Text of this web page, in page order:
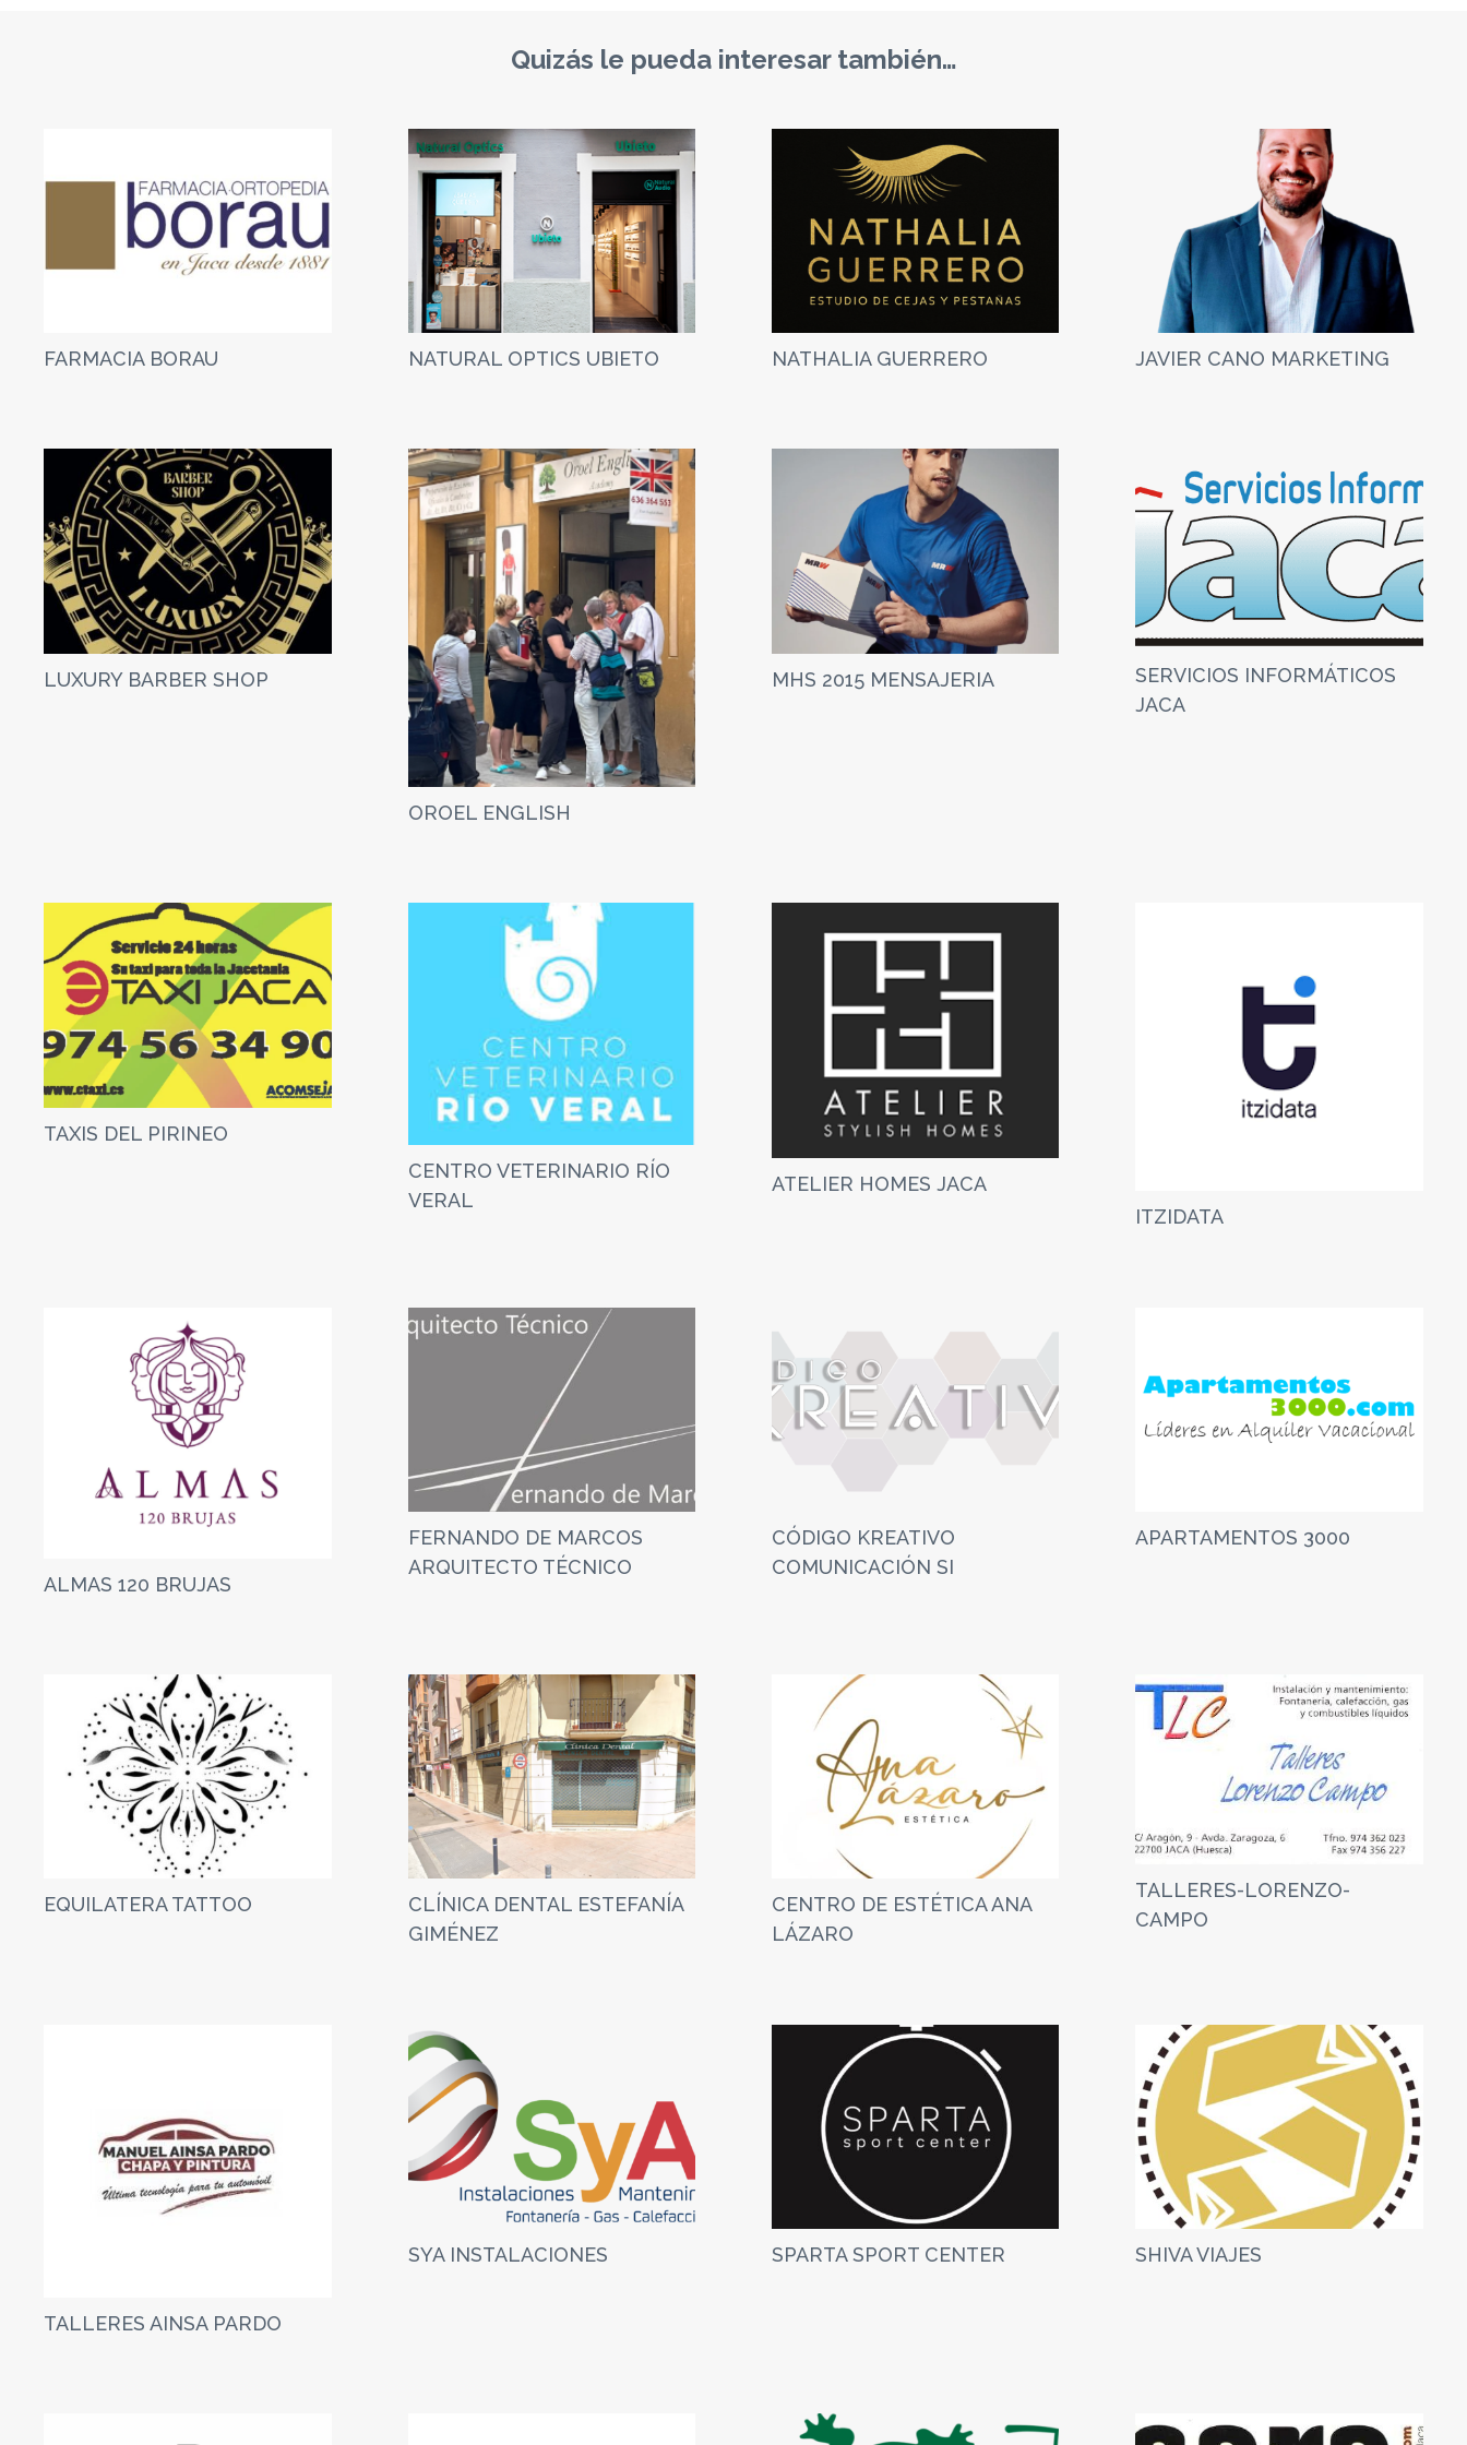
Quizás le pueda interesar también…
FARMACIA BORAU NATURAL OPTICS UBIETO NATHALIA GUERRERO JAVIER CANO MARKETING
LUXURY BARBER SHOP
OROEL ENGLISH
MHS 2015 MENSAJERIA
SERVICIOS INFORMÁTICOS
JACA
TAXIS DEL PIRINEO
CENTRO VETERINARIO RÍO
VERAL
ATELIER HOMES JACA
ITZIDATA
ALMAS 120 BRUJAS
FERNANDO DE MARCOS
ARQUITECTO TÉCNICO
CÓDIGO KREATIVO
COMUNICACIÓN SI
APARTAMENTOS 3000
EQUILATERA TATTOO
CLÍNICA DENTAL ESTEFANÍA
GIMÉNEZ
CENTRO DE ESTÉTICA ANA
LÁZARO
TALLERES-LORENZO-
CAMPO
TALLERES AINSA PARDO
SYA INSTALACIONES SPARTA SPORT CENTER SHIVA VIAJES